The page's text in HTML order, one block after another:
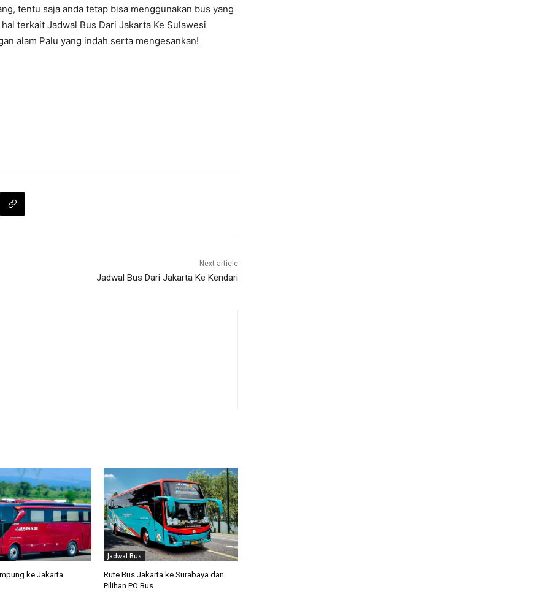
tentu saja anda tetap bisa menggunakan bus yang
hal terkait Jadwal Bus Dari Jakarta Ke Sulawesi
alam Palu yang indah serta mengesankan!
Next article
Jadwal Bus Dari Jakarta Ke Kendari
ke Jakarta
Jadwal Bus
Rute Bus Jakarta ke Surabaya dan
Pilihan PO Bus